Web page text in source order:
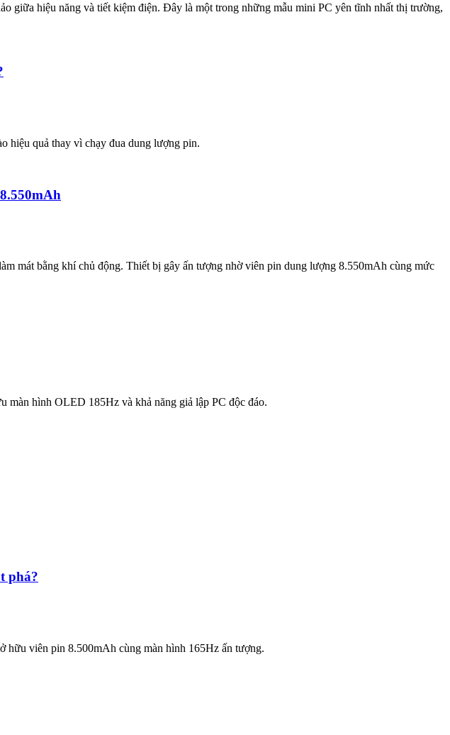
giữa hiệu năng và tiết kiệm điện. Đây là một trong những mẫu mini PC yên tĩnh nhất thị trường,
hiệu quả thay vì chạy đua dung lượng pin.
mát bằng khí chủ động. Thiết bị gây ấn tượng nhờ viên pin dung lượng 8.550mAh cùng mức
màn hình OLED 185Hz và khả năng giả lập PC độc đáo.
phá?
hữu viên pin 8.500mAh cùng màn hình 165Hz ấn tượng.